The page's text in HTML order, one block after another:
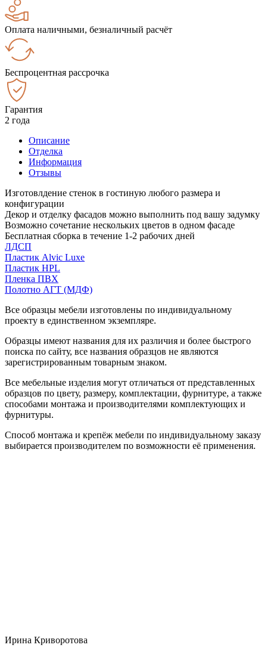
Оплата наличными, безналичный расчёт
Беспроцентная рассрочка
Гарантия
2 года
Описание
Отделка
Информация
Отзывы
Изготовлдение стенок в гостиную любого размера и
конфигурации
Декор и отделку фасадов можно выполнить под вашу задумку
Возможно сочетание нескольких цветов в одном фасаде
Бесплатная сборка в течение 1-2 рабочих дней
ЛДСП
Пластик Alvic Luxe
Пластик HPL
Пленка ПВХ
Полотно АГТ (МДФ)
Все образцы мебели изготовлены по индивидуальному
проекту в единственном экземпляре.
Образцы имеют названия для их различия и более быстрого
поиска по сайту, все названия образцов не являются
зарегистрированным товарным знаком.
Все мебельные изделия могут отличаться от представленных
образцов по цвету, размеру, комплектации, фурнитуре, а также
способами монтажа и производителями комплектующих и
фурнитуры.
Способ монтажа и крепёж мебели по индивидуальному заказу
выбирается производителем по возможности её применения.
Ирина Криворотова